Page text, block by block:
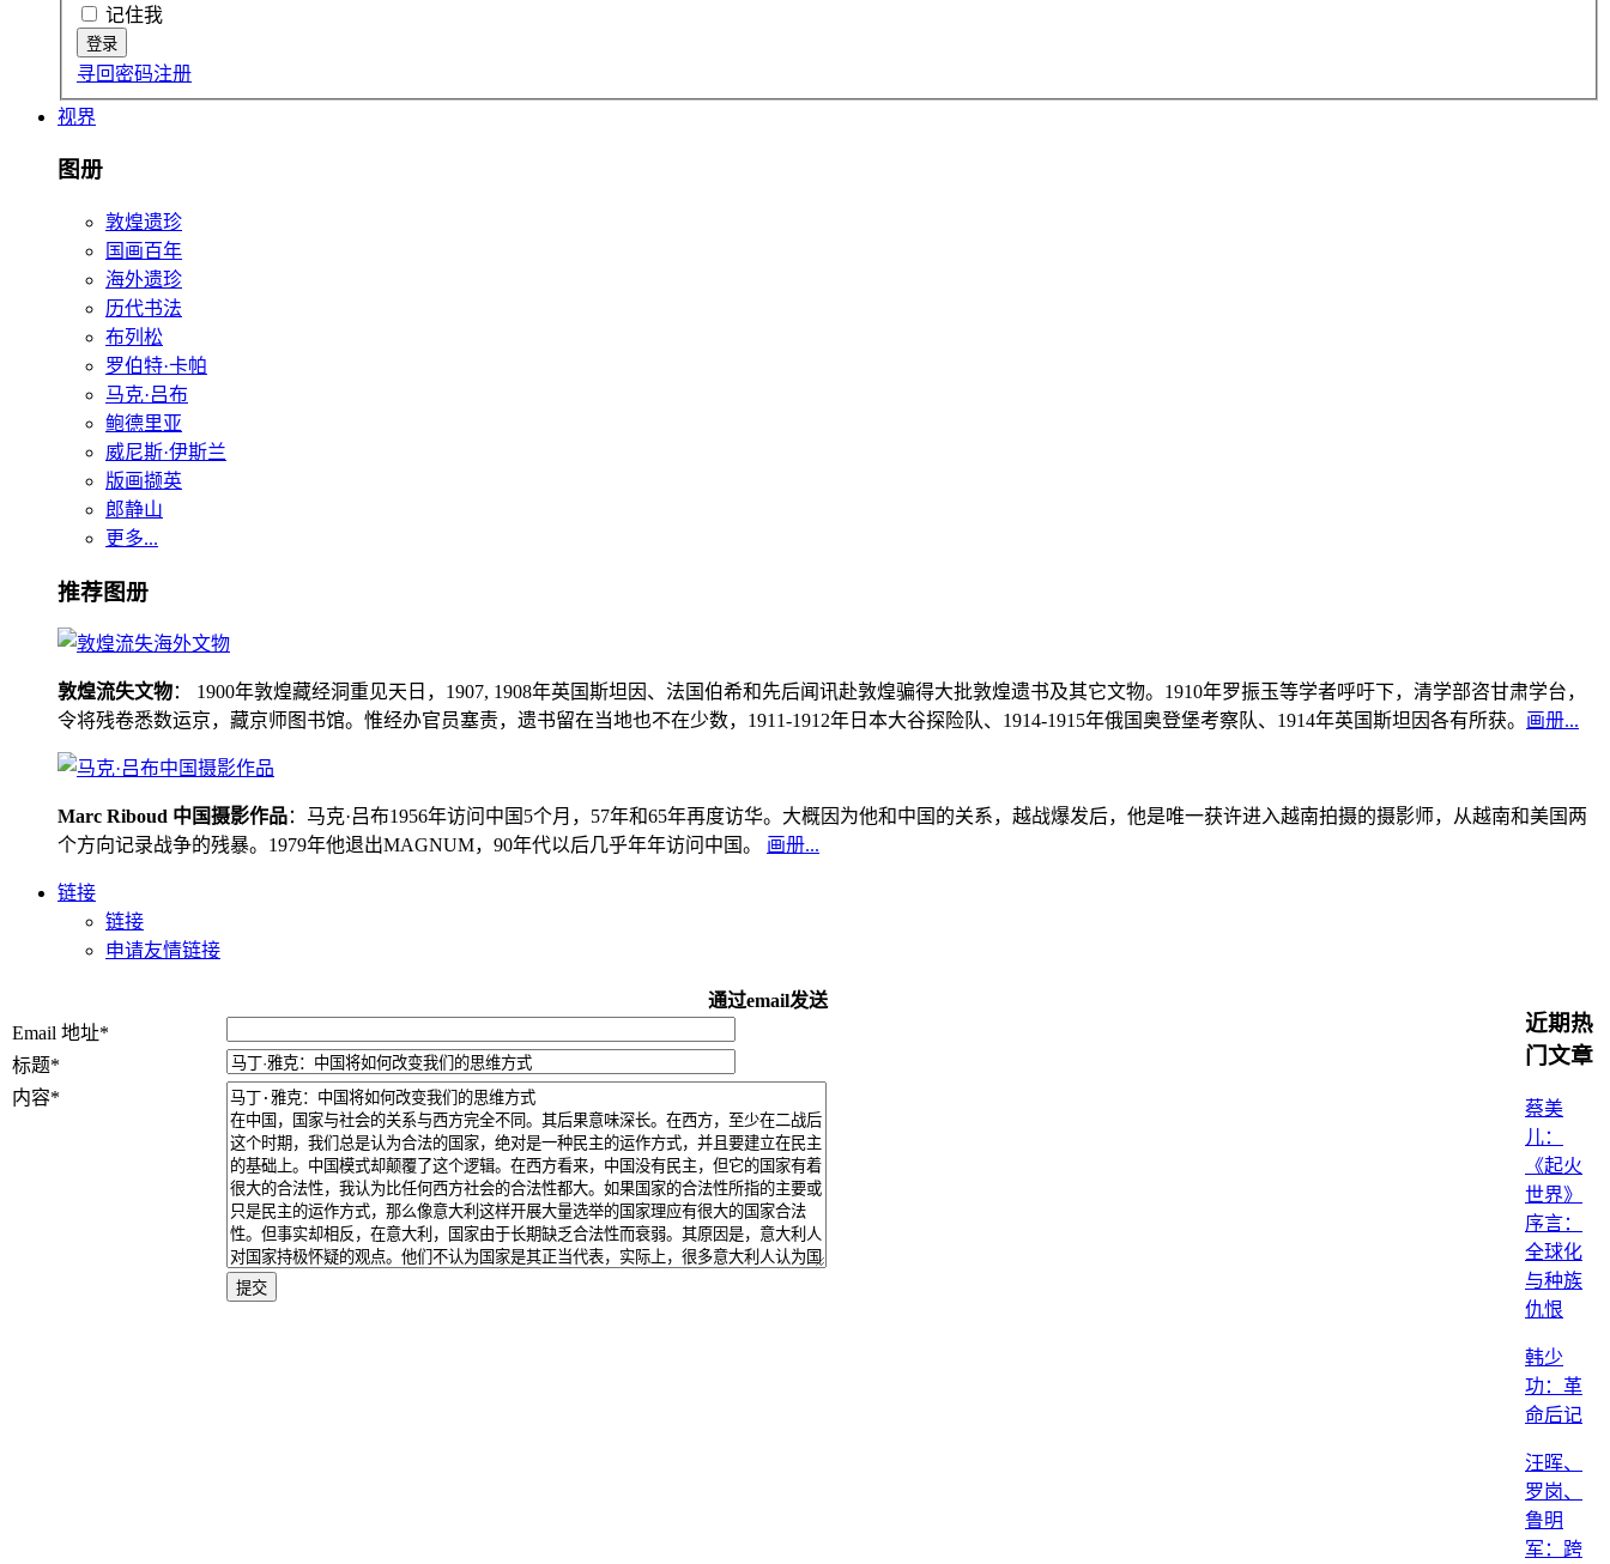
记住我
寻回密码注册
视界
图册
敦煌遗珍
国画百年
海外遗珍
历代书法
布列松
罗伯特·卡帕
马克·吕布
鲍德里亚
威尼斯·伊斯兰
版画撷英
郎静山
更多...
推荐图册
敦煌流失文物： 1900年敦煌藏经洞重见天日，1907, 1908年英国斯坦因、法国伯希和先后闻讯赴敦煌骗得大批敦煌遗书及其它文物。1910年罗振玉等学者呼吁下，清学部咨甘肃学台，
令将残卷悉数运京，藏京师图书馆。惟经办官员塞责，遗书留在当地也不在少数，1911-1912年日本大谷探险队、1914-1915年俄国奥登堡考察队、1914年英国斯坦因各有所获。 画册...
Marc Riboud 中国摄影作品：马克·吕布1956年访问中国5个月，57年和65年再度访华。大概因为他和中国的关系，越战爆发后，他是唯一获许进入越南拍摄的摄影师，从越南和美国两
个方向记录战争的残暴。1979年他退出MAGNUM，90年代以后几乎年年访问中国。 画册...
链接
链接
申请友情链接
通过email发送
Email 地址*
标题*
内容*
近期热
门文章
蔡美
儿：
《起火
世界》
序言：
全球化
与种族
仇恨
韩少
功：革
命后记
汪晖、
罗岗、
鲁明
军：跨